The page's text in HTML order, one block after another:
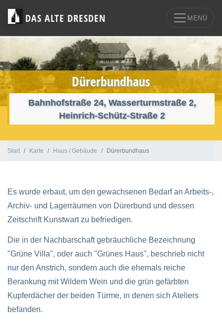
DAS ALTE DRESDEN MENÜ
Dürerbundhaus
Bahnhofstraße 24, Wasserturmstraße 2,
Heinrich-Schütz-Straße 2
Start Karte Haus / Gebäude Dürerbundhaus
Es wurde erbaut, um den gewachsenen Bedarf an Arbeits-,
Archiv- und Lagerräumen von Dürerbund und dessen
Zeitschrift Kunstwart zu befriedigen.
Die in der Nachbarschaft gebräuchliche Bezeichnung
"Grüne Villa", oder auch "Grünes Haus", beschrieb nicht
nur den Anstrich, sondern auch die ehemals reiche
Berankung mit Wildem Wein und die grün gefärbten
Kupferdächer der beiden Türme, in denen sich Ateliers
befanden.